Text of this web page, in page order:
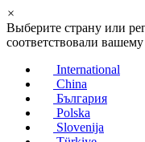
×
Выберите страну или
соответствовали
International
China
България
Polska
Slovenija